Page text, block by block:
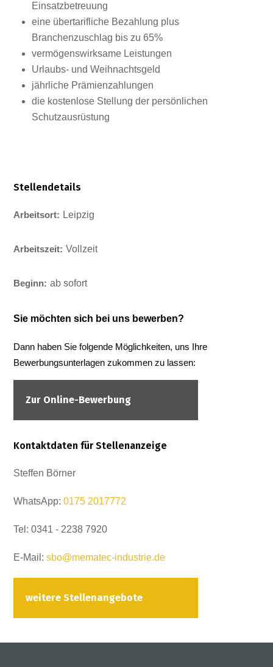
Einsatzbetreuung
eine übertarifliche Bezahlung plus
Branchenzuschlag bis zu 65%
vermögenswirksame Leistungen
Urlaubs- und Weihnachtsgeld
jährliche Prämienzahlungen
die kostenlose Stellung der persönlichen
Schutzausrüstung
Stellendetails
Arbeitsort: Leipzig
Arbeitszeit: Vollzeit
Beginn: ab sofort
Sie möchten sich bei uns bewerben?
Dann haben Sie folgende Möglichkeiten, uns Ihre
Bewerbungsunterlagen zukommen zu lassen:
Zur Online-Bewerbung
Kontaktdaten für Stellenanzeige
Steffen Börner
WhatsApp:0175 2017772
Tel: 0341 - 2238 7920
E-Mail:sbo@mematec-industrie.de
weitere Stellenangebote